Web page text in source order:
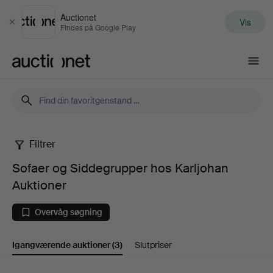
Luk
Auctionet
Findes på Google Play Vis
Sofaer
og
Siddegrupper
hos
Filtrer
Sofaer og Siddegrupper hos Karljohan
Auktioner
Overvåg søgning
Igangværende auktioner(3) Slutpriser